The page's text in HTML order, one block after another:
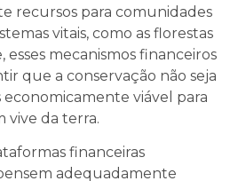
recursos para comunidades
vitais, como as florestas
esses mecanismos financeiros
que a conservação não seja
economicamente viável para
vive da terra.
financeiras
adequadamente